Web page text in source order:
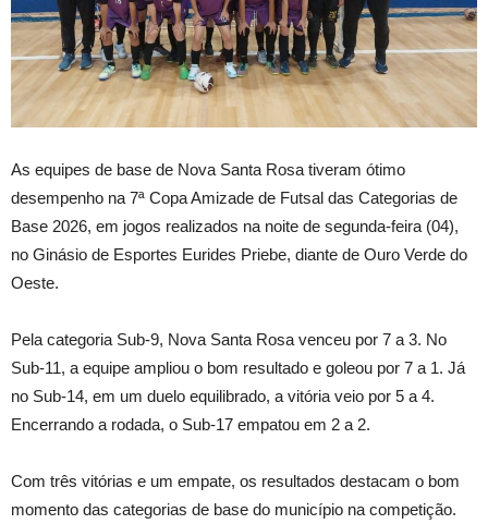
As equipes de base de Nova Santa Rosa tiveram ótimo
desempenho na 7ª Copa Amizade de Futsal das Categorias de
Base 2026, em jogos realizados na noite de segunda-feira (04),
no Ginásio de Esportes Eurides Priebe, diante de Ouro Verde do
Oeste.
Pela categoria Sub-9, Nova Santa Rosa venceu por 7 a 3. No
Sub-11, a equipe ampliou o bom resultado e goleou por 7 a 1. Já
no Sub-14, em um duelo equilibrado, a vitória veio por 5 a 4.
Encerrando a rodada, o Sub-17 empatou em 2 a 2.
Com três vitórias e um empate, os resultados destacam o bom
momento das categorias de base do município na competição.